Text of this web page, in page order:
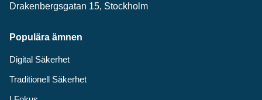
Drakenbergsgatan 15, Stockholm
Populära ämnen
Digital Säkerhet
Traditionell Säkerhet